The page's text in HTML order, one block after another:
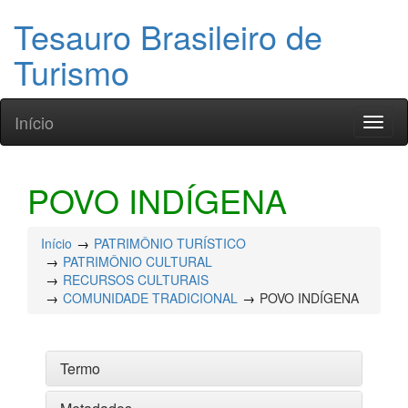
Tesauro Brasileiro de
Turismo
Início
POVO INDÍGENA
Início
PATRIMÔNIO TURÍSTICO
PATRIMÔNIO CULTURAL
RECURSOS CULTURAIS
COMUNIDADE TRADICIONAL
POVO INDÍGENA
Termo